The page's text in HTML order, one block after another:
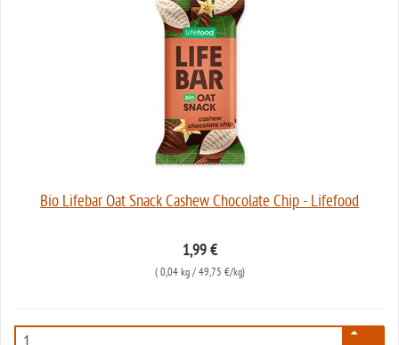
Bio Lifebar Oat Snack Cashew Chocolate Chip - Lifefood
1,99 €
( 0,04 kg/ 49,75 €/kg)